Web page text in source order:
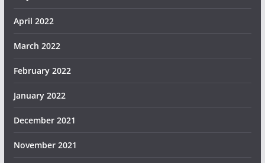
April 2022
March 2022
February 2022
January 2022
December 2021
November 2021